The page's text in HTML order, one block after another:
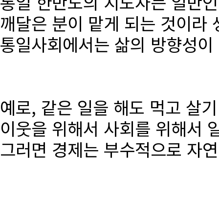
깨달은 분이 맡게 되는 것이라
통일사회에서는 삶의 방향성
예로, 같은 일을 해도 먹고 살
이웃을 위해서 사회를 위해서
그러면 경제는 부수적으로 자